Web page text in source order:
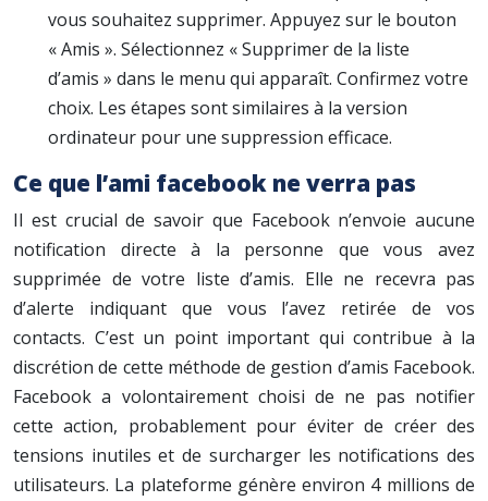
vous souhaitez supprimer. Appuyez sur le bouton
« Amis ». Sélectionnez « Supprimer de la liste
d’amis » dans le menu qui apparaît. Confirmez votre
choix. Les étapes sont similaires à la version
ordinateur pour une suppression efficace.
Ce que l’ami facebook ne verra pas
Il est crucial de savoir que Facebook n’envoie aucune
notification directe à la personne que vous avez
supprimée de votre liste d’amis. Elle ne recevra pas
d’alerte indiquant que vous l’avez retirée de vos
contacts. C’est un point important qui contribue à la
discrétion de cette méthode de gestion d’amis Facebook.
Facebook a volontairement choisi de ne pas notifier
cette action, probablement pour éviter de créer des
tensions inutiles et de surcharger les notifications des
utilisateurs. La plateforme génère environ 4 millions de